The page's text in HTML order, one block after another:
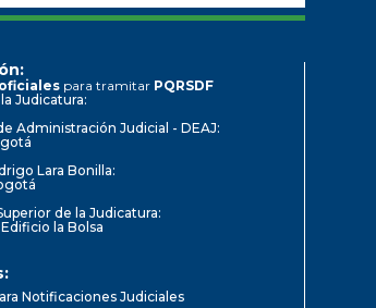
para tramitar PQRSDF
Judicatura:
Administración Judicial - DEAJ:
Lara Bonilla:
de la Judicatura:
la Bolsa
Notificaciones Judiciales